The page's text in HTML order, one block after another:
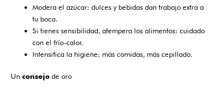
Modera el azúcar: dulces y bebidas dan trabajo extra a
tu boca.
Si tienes sensibilidad, atempera los alimentos: cuidado
con el frío-calor.
Intensifica la higiene: más comidas, más cepillado.
Unconsejo de oro